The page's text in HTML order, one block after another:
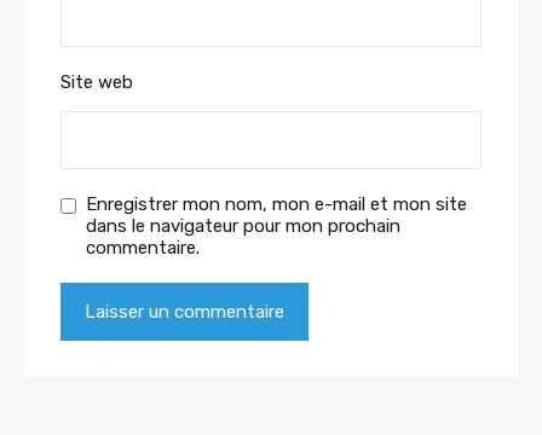
Site web
Enregistrer mon nom, mon e-mail et mon site
dans le navigateur pour mon prochain
commentaire.